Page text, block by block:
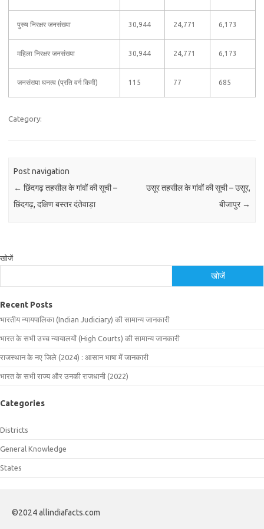
पुरुष निरक्षर जनसंख्या 30,944 24,771 6,173
महिला निरक्षर जनसंख्या 30,944 24,771 6,173
जनसंख्या घनत्व (प्रति वर्ग किमी) 115 77 685
Category:
Post navigation
← छिंदगढ़ तहसील के गांवों की सूची –
छिंदगढ़, दक्षिण बस्तर दंतेवाड़ा
उसूर तहसील के गांवों की सूची – उसूर,
बीजापुर →
खोजें
खोजें
Recent Posts
भारतीय न्यायपालिका (Indian Judiciary) की सामान्य जानकारी
भारत के सभी उच्च न्यायालयों (High Courts) की सामान्य जानकारी
राजस्थान के नए जिले (2024) : आसान भाषा में जानकारी
भारत के सभी राज्य और उनकी राजधानी (2022)
Categories
Districts
General Knowledge
States
©2024 allindiafacts.com